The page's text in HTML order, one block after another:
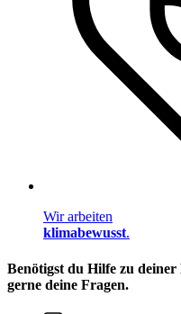
Wir arbeiten
klimabewusst.
Benötigst du Hilfe zu
gerne deine Fragen.